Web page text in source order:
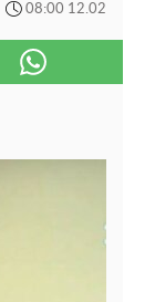
08:00 12.02